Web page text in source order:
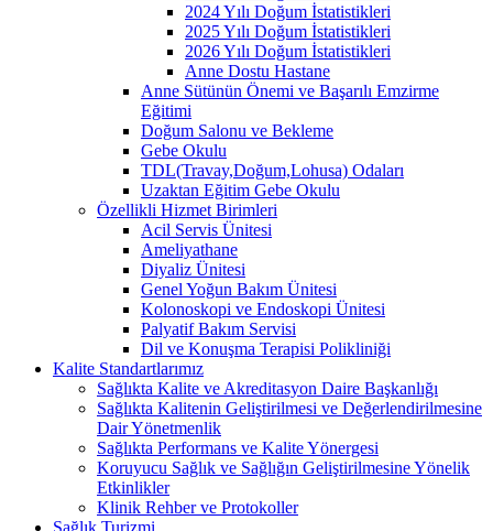
2024 Yılı Doğum İstatistikleri
2025 Yılı Doğum İstatistikleri
2026 Yılı Doğum İstatistikleri
Anne Dostu Hastane
Anne Sütünün Önemi ve Başarılı Emzirme
Eğitimi
Doğum Salonu ve Bekleme
Gebe Okulu
TDL(Travay,Doğum,Lohusa) Odaları
Uzaktan Eğitim Gebe Okulu
Özellikli Hizmet Birimleri
Acil Servis Ünitesi
Ameliyathane
Diyaliz Ünitesi
Genel Yoğun Bakım Ünitesi
Kolonoskopi ve Endoskopi Ünitesi
Palyatif Bakım Servisi
Dil ve Konuşma Terapisi Polikliniği
Kalite Standartlarımız
Sağlıkta Kalite ve Akreditasyon Daire Başkanlığı
Sağlıkta Kalitenin Geliştirilmesi ve Değerlendirilmesine
Dair Yönetmenlik
Sağlıkta Performans ve Kalite Yönergesi
Koruyucu Sağlık ve Sağlığın Geliştirilmesine Yönelik
Etkinlikler
Klinik Rehber ve Protokoller
Sağlık Turizmi